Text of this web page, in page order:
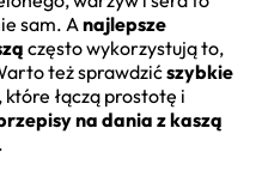
sam. Anajlepsze
często wykorzystują to,
też sprawdzićszybkie
, które łączą prostotę i
na dania z kaszą